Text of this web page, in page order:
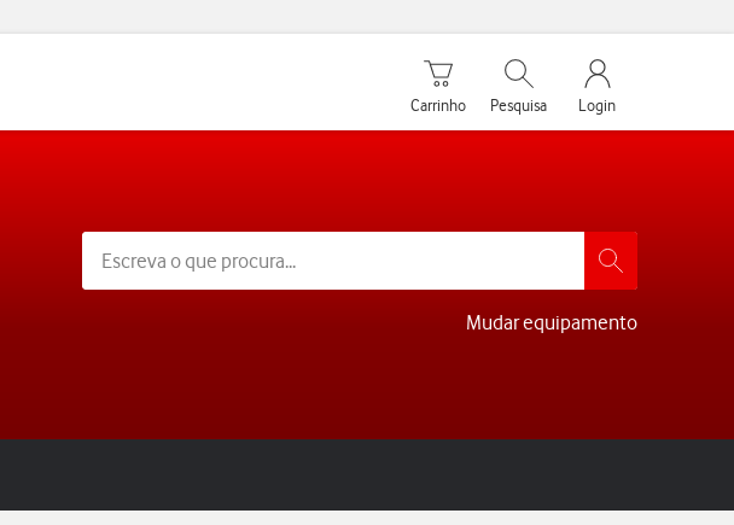
Carrinho de compras
Carrinho
Pesquisar
Pesquisa
My Vodafone
Login
Mudar equipamento